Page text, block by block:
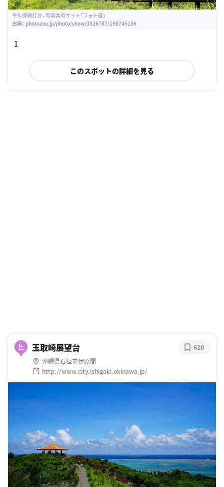
平久保崎灯台 - 写真共有サイト「フォト蔵」
出典： photozou.jp/photo/show/3026787/198745156
1
このスポットの詳細を見る
E 玉取崎展望台
沖縄県石垣市伊原間
http://www.city.ishigaki.okinawa.jp/
610